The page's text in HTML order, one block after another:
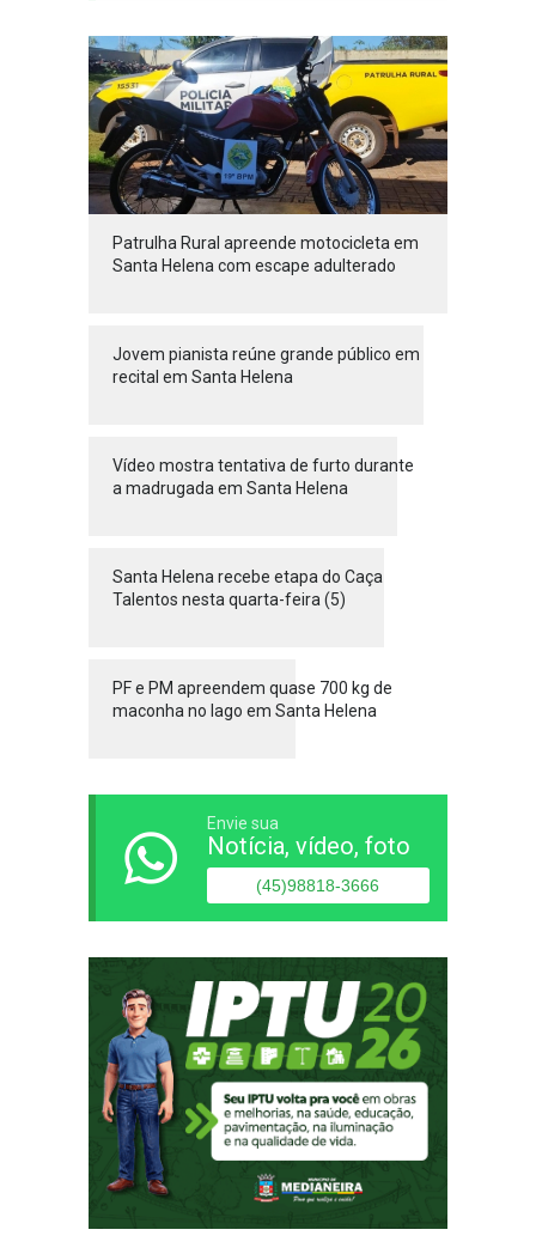
Patrulha Rural apreende motocicleta em
Santa Helena com escape adulterado
Jovem pianista reúne grande público em
recital em Santa Helena
Vídeo mostra tentativa de furto durante
a madrugada em Santa Helena
Santa Helena recebe etapa do Caça
Talentos nesta quarta-feira (5)
PF e PM apreendem quase 700 kg de
maconha no lago em Santa Helena
Envie sua
Notícia, vídeo, foto
(45)98818-3666